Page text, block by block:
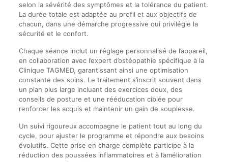
selon la sévérité des symptômes et la tolérance du patient.
La durée totale est adaptée au profil et aux objectifs de
chacun, dans une démarche progressive qui privilégie la
sécurité et le confort.
Chaque séance inclut un réglage personnalisé de l’appareil,
en collaboration avec l’expert d’ostéopathie spécifique à la
Clinique TAGMED, garantissant ainsi une optimisation
constante des soins. Le traitement s’inscrit souvent dans
un plan plus large incluant des exercices doux, des
conseils de posture et une rééducation ciblée pour
renforcer les acquis et maintenir un gain de souplesse.
Un suivi rigoureux accompagne le patient tout au long du
cycle, pour ajuster le programme et répondre aux besoins
évolutifs. Cette prise en charge complète participe à la
réduction des poussées inflammatoires et à l’amélioration